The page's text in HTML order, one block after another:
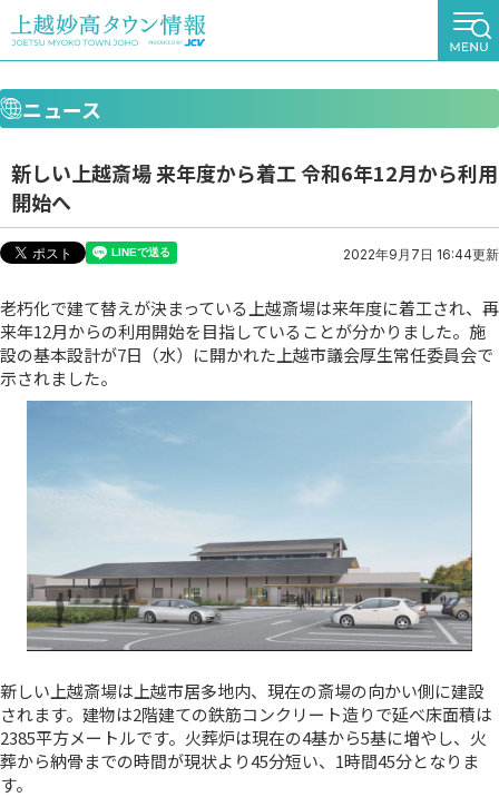
ニュース
新しい上越斎場 来年度から着工 令和6年12月から利用
開始へ
2022年9月7日 16:44更新
老朽化で建て替えが決まっている上越斎場は来年度に着工され、再
来年12月からの利用開始を目指していることが分かりました。施
設の基本設計が7日（水）に開かれた上越市議会厚生常任委員会で
示されました。
新しい上越斎場は上越市居多地内、現在の斎場の向かい側に建設
されます。建物は2階建ての鉄筋コンクリート造りで延べ床面積は
2385平方メートルです。火葬炉は現在の4基から5基に増やし、火
葬から納骨までの時間が現状より45分短い、1時間45分となりま
す。